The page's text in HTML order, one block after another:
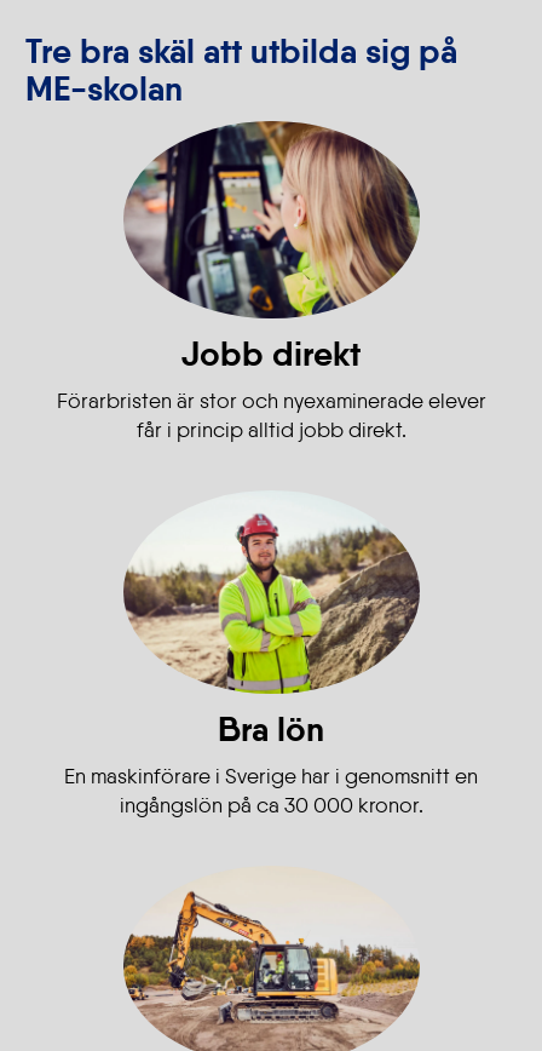
Tre bra skäl att utbilda sig på
ME-skolan
Jobb direkt
Förarbristen är stor och nyexaminerade elever
får i princip alltid jobb direkt.
Bra lön
En maskinförare i Sverige har i genomsnitt en
ingångslön på ca 30 000 kronor.